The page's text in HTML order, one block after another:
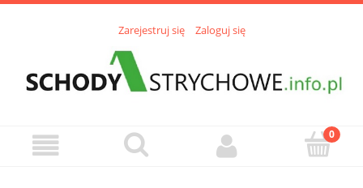
Zarejestruj się Zaloguj się